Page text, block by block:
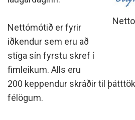
Nettómótið er fyrir
iðkendur sem eru að
stíga sín fyrstu skref í
fimleikum. Alls eru
200 keppendur skráðir til
félögum.